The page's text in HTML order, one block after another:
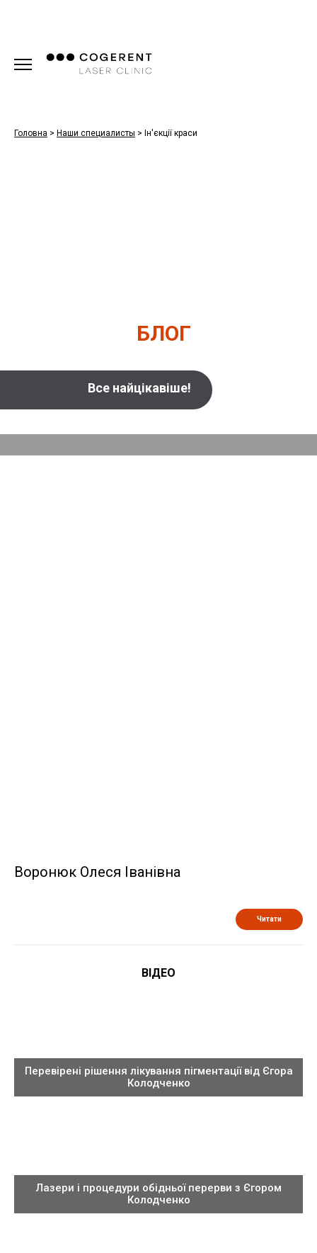
Головна > Наши специалисты > Ін'єкції краси
БЛОГ
Все найцікавіше!
Воронюк Олеся Іванівна
Читати
ВІДЕО
Перевірені рішення лікування пігментації від Єгора
Колодченко
Лазери і процедури обідньої перерви з Єгором
Колодченко